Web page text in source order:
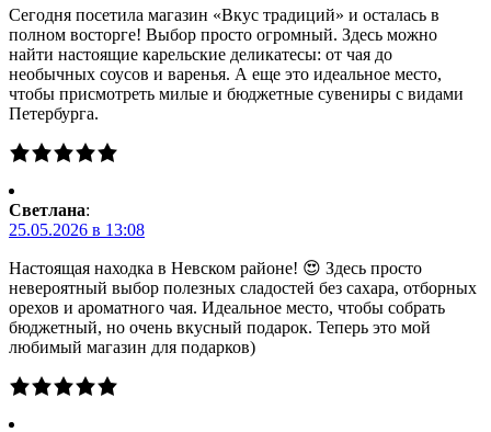
Сегодня посетила магазин «Вкус традиций» и осталась в
полном восторге! Выбор просто огромный. Здесь можно
найти настоящие карельские деликатесы: от чая до
необычных соусов и варенья. А еще это идеальное место,
чтобы присмотреть милые и бюджетные сувениры с видами
Петербурга.
Светлана:
25.05.2026 в 13:08
Настоящая находка в Невском районе! 😍 Здесь просто
невероятный выбор полезных сладостей без сахара, отборных
орехов и ароматного чая. Идеальное место, чтобы собрать
бюджетный, но очень вкусный подарок. Теперь это мой
любимый магазин для подарков)